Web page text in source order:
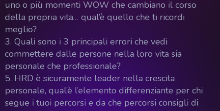
uno o più momenti WOW che cambiano il corso
della propria vita… qual’è quello che ti ricordi
meglio?
3. Quali sono i 3 principali errori che vedi
commettere dalle persone nella loro vita sia
personale che professionale?
5. HRD è sicuramente leader nella crescita
personale, qual’è l’elemento differenziante per chi
segue i tuoi percorsi e da che percorsi consigli di